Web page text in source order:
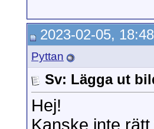
2023-02-05, 18:48
Pyttan
Sv: Lägga ut
Hej!
Kanske inte